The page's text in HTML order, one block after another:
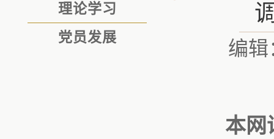
理论学习
党员发展
编辑
本网